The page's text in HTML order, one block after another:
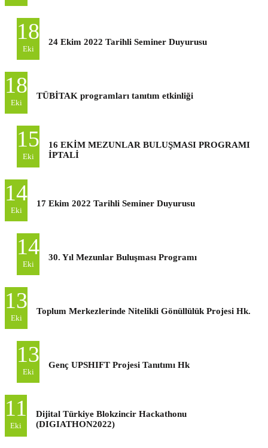
18
Eki
24 Ekim 2022 Tarihli Seminer Duyurusu
18
Eki
TÜBİTAK programları tanıtım etkinliği
15
Eki
16 EKİM MEZUNLAR BULUŞMASI PROGRAMI
İPTALİ
14
Eki
17 Ekim 2022 Tarihli Seminer Duyurusu
14
Eki
30. Yıl Mezunlar Buluşması Programı
13
Eki
Toplum Merkezlerinde Nitelikli Gönüllülük Projesi Hk.
13
Eki
Genç UPSHIFT Projesi Tanıtımı Hk
11
Eki
Dijital Türkiye Blokzincir Hackathonu
(DIGIATHON2022)